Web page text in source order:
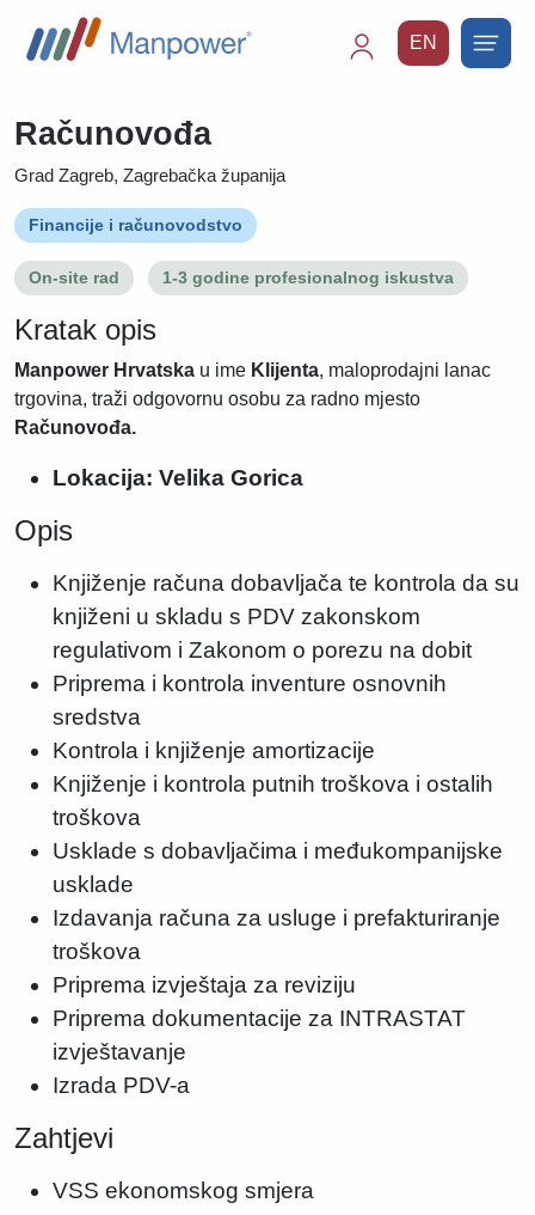
EN
Računovođa
Grad Zagreb, Zagrebačka županija
Financije i računovodstvo
On-site rad 1-3 godine profesionalnog iskustva
Kratak opis
Manpower Hrvatska u ime Klijenta, maloprodajni lanac
trgovina, traži odgovornu osobu za radno mjesto
Računovođa.
Lokacija: Velika Gorica
Opis
Knjiženje računa dobavljača te kontrola da su
knjiženi u skladu s PDV zakonskom
regulativom i Zakonom o porezu na dobit
Priprema i kontrola inventure osnovnih
sredstva
Kontrola i knjiženje amortizacije
Knjiženje i kontrola putnih troškova i ostalih
troškova
Usklade s dobavljačima i međukompanijske
usklade
Izdavanja računa za usluge i prefakturiranje
troškova
Priprema izvještaja za reviziju
Priprema dokumentacije za INTRASTAT
izvještavanje
Izrada PDV-a
Zahtjevi
VSS ekonomskog smjera